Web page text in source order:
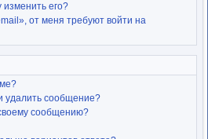
изменить его?
от меня требуют войти на
удалить сообщение?
сообщению?